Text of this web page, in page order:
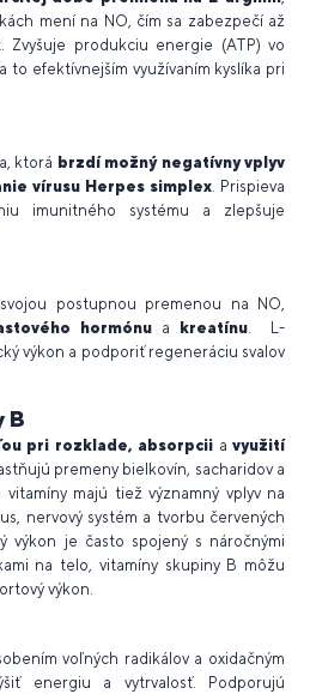
mení na NO, čím sa zabezpečí až
Zvyšuje produkciu energie (ATP) vo
to efektívnejším využívaním kyslíka pri
ktorá brzdí možný negatívny vplyv
vírusu Herpes simplex. Prispieva
imunitného systému a zlepšuje
postupnou premenou na NO,
hormónu a kreatínu.
L-
výkon a podporiť regeneráciu svalov
B
pri rozklade, absorpcii a využití
premeny bielkovín, sacharidov a
vitamíny majú tiež významný vplyv na
nervový systém a tvorbu červených
výkon je často spojený s náročnými
na telo, vitamíny skupiny B môžu
výkon.
voľných radikálov a oxidačným
energiu a vytrvalosť. Podporujú